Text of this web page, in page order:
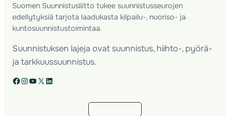
Suomen Suunnistusliitto tukee suunnistusseurojen
edellytyksiä tarjota laadukasta kilpailu-, nuoriso- ja
kuntosuunnistustoimintaa.
Suunnistuksen lajeja ovat suunnistus, hiihto-, pyörä-
ja tarkkuussuunnistus.
Facebook Instagram YouTube X LinkedIn